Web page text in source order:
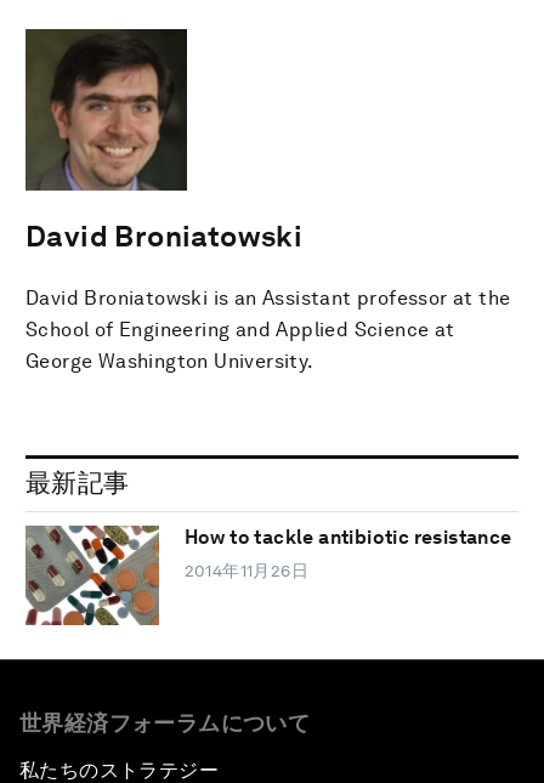
David Broniatowski
David Broniatowski is an Assistant professor at the
School of Engineering and Applied Science at
George Washington University.
最新記事
How to tackle antibiotic resistance
2014年11月26日
世界経済フォーラムについて
私たちのストラテジー